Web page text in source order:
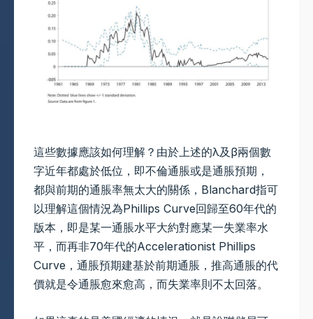
這些數據應該如何理解？由於上述的λ及β兩個數
字近年都處於低位，即不倫通脹或是通脹預期，
都與前期的通脹率無太大的關係，Blanchard指可
以理解這個情況為Phillips Curve回歸至60年代的
版本，即是某一通脹水平大約對應某一失業率水
平，而再非70年代的Accelerationist Phillips
Curve，通脹預期建基於前期通脹，推高通脹的代
價就是令通脹愈來愈高，而失業率則不太回落。